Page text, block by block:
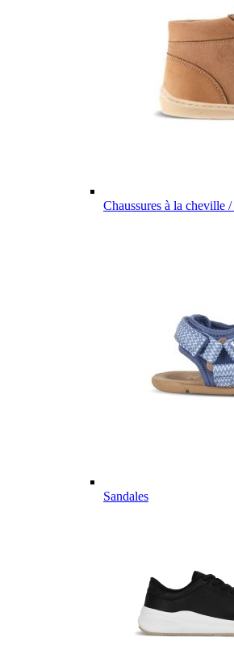
Chaussures à la cheville
Sandales